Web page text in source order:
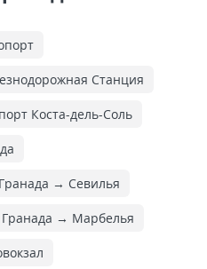
Cтанция
Коста-дель-Соль
Гранада → Севилья
Гранада → Марбелья